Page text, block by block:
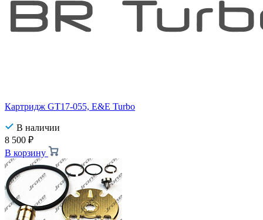
Картридж GT17-055, E&E Turbo
В наличии
8 500 ₽
В корзину